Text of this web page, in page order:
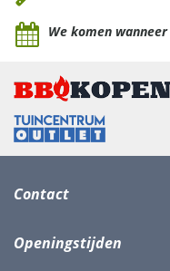
We komen
Contact
Openingstijden